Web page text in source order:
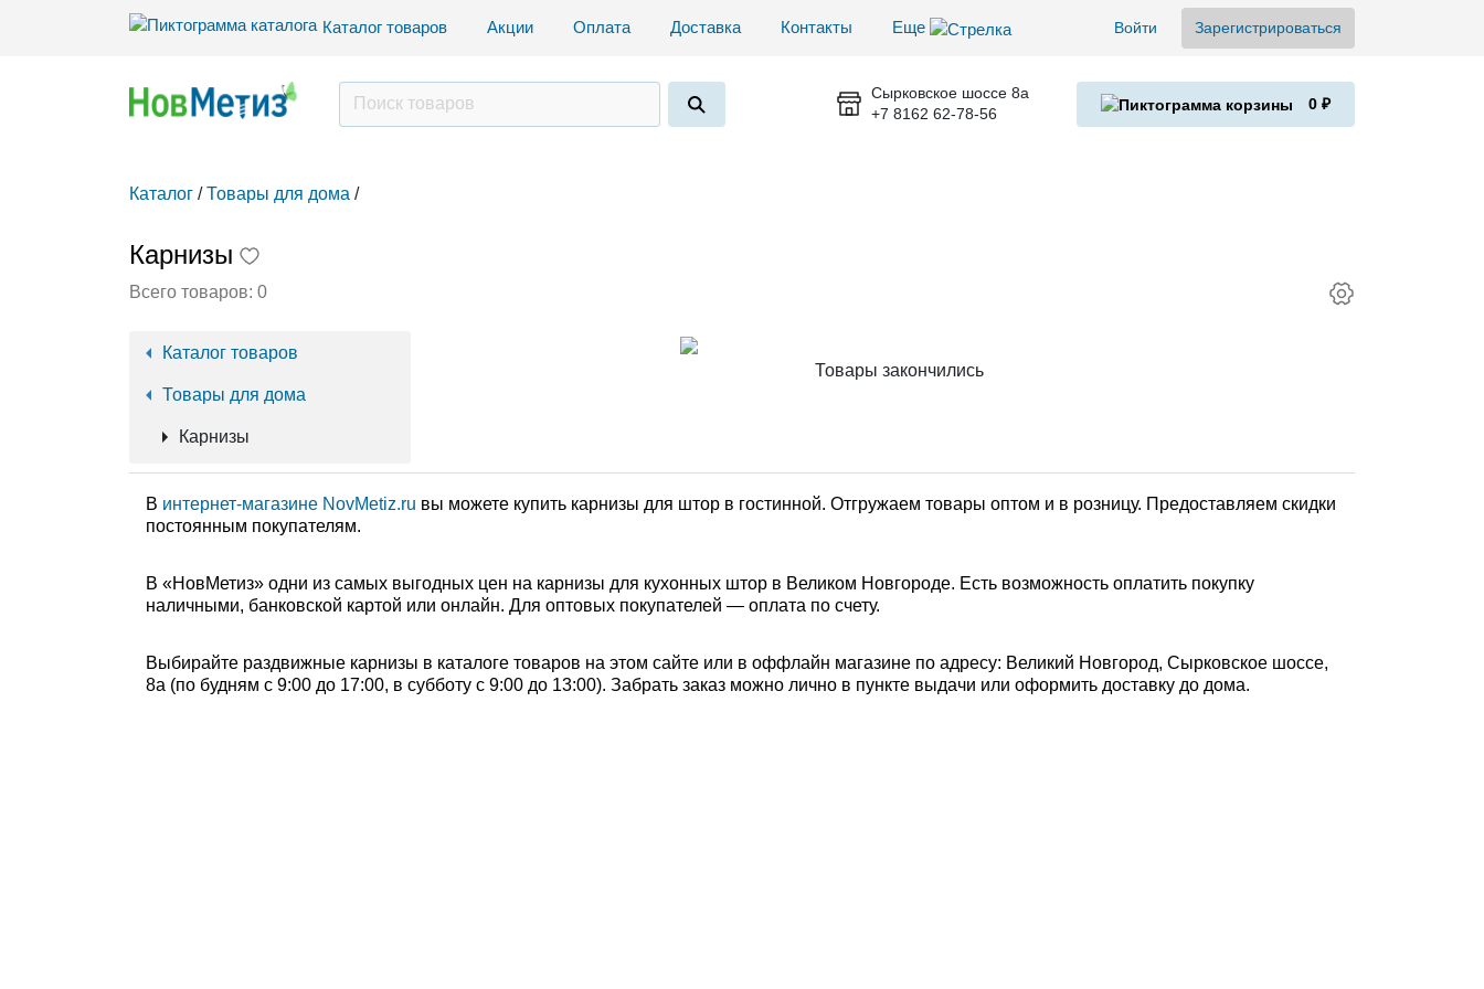
Каталог товаров Акции Оплата Доставка Контакты Еще Войти Зарегистрироваться
Сырковское шоссе 8а
+7 8162 62-78-56
0 ₽
Каталог / Товары для дома /
Карнизы
Всего товаров: 0
Каталог товаров
Товары для дома
Карнизы
Товары закончились
В интернет-магазине NovMetiz.ru вы можете купить карнизы для штор в гостинной. Отгружаем товары оптом и в розницу. Предоставляем скидки
постоянным покупателям.
В «НовМетиз» одни из самых выгодных цен на карнизы для кухонных штор в Великом Новгороде. Есть возможность оплатить покупку
наличными, банковской картой или онлайн. Для оптовых покупателей — оплата по счету.
Выбирайте раздвижные карнизы в каталоге товаров на этом сайте или в оффлайн магазине по адресу: Великий Новгород, Сырковское шоссе,
8а (по будням с 9:00 до 17:00, в субботу с 9:00 до 13:00). Забрать заказ можно лично в пункте выдачи или оформить доставку до дома.